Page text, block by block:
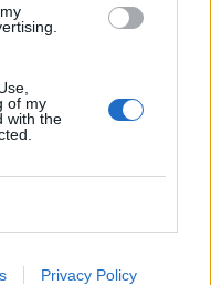
of my
with the
Privacy Policy